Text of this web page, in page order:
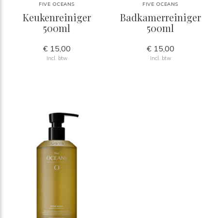
FIVE OCEANS
Keukenreiniger
500ml
€ 15,00
Incl. btw
FIVE OCEANS
Badkamerreiniger
500ml
€ 15,00
Incl. btw